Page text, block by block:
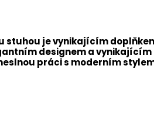
stuhou je vynikajícím
designem a vynikajícím
práci s moderním